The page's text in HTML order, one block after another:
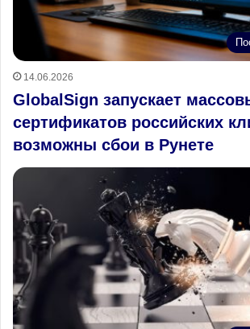
14.06.2026
GlobalSign запускает
сертификатов российских
возможны сбои в Рунете